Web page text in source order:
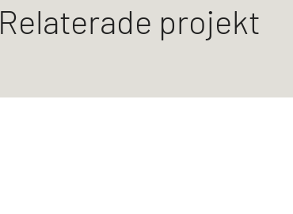
Relaterade projekt